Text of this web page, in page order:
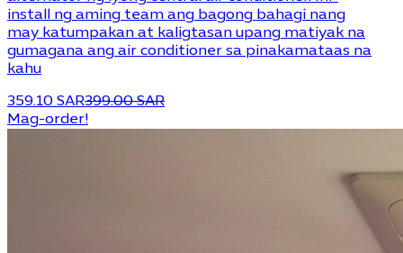
install ng aming team ang bagong bahagi nang
may katumpakan at kaligtasan upang matiyak na
gumagana ang air conditioner sa pinakamataas na
kahu
359.10 SAR399.00 SAR
Mag-order!